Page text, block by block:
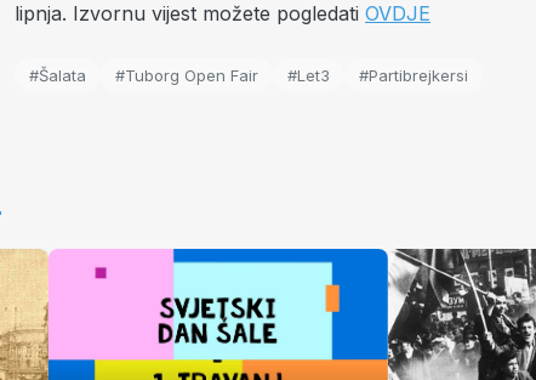
lipnja. Izvornu vijest možete pogledati OVDJE
#Šalata #Tuborg Open Fair #Let3 #Partibrejkersi